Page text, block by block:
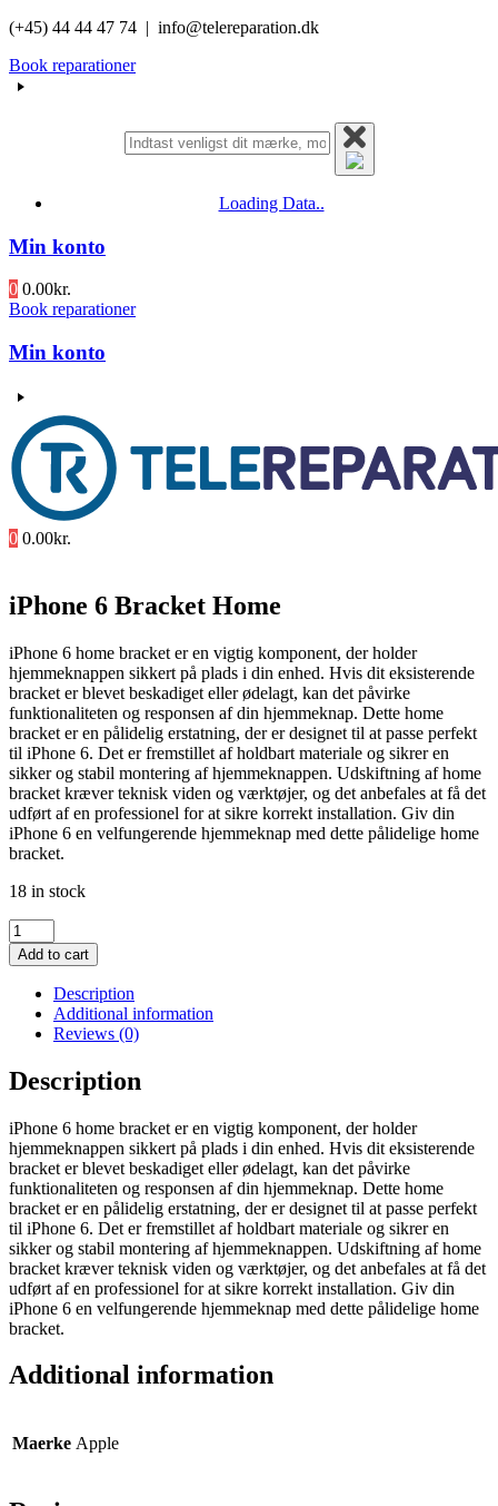
Videre
indhold
(+45) 44 44 47 74 | info@telereparation.dk
Book reparationer
Loading Data..
Min konto
0 0.00kr.
Book reparationer
Min konto
0 0.00kr.
iPhone 6 Bracket Home
iPhone 6 home bracket er en vigtig komponent, der holder
hjemmeknappen sikkert på plads i din enhed. Hvis dit eksisterende
bracket er blevet beskadiget eller ødelagt, kan det påvirke
funktionaliteten og responsen af din hjemmeknap. Dette home
bracket er en pålidelig erstatning, der er designet til at passe perfekt
til iPhone 6. Det er fremstillet af holdbart materiale og sikrer en
sikker og stabil montering af hjemmeknappen. Udskiftning af home
bracket kræver teknisk viden og værktøjer, og det anbefales at få det
udført af en professionel for at sikre korrekt installation. Giv din
iPhone 6 en velfungerende hjemmeknap med dette pålidelige home
bracket.
18 in stock
iPhone
6
Bracket
Home
quantity
Add to cart
Description
Additional information
Reviews (0)
Description
iPhone 6 home bracket er en vigtig komponent, der holder
hjemmeknappen sikkert på plads i din enhed. Hvis dit eksisterende
bracket er blevet beskadiget eller ødelagt, kan det påvirke
funktionaliteten og responsen af din hjemmeknap. Dette home
bracket er en pålidelig erstatning, der er designet til at passe perfekt
til iPhone 6. Det er fremstillet af holdbart materiale og sikrer en
sikker og stabil montering af hjemmeknappen. Udskiftning af home
bracket kræver teknisk viden og værktøjer, og det anbefales at få det
udført af en professionel for at sikre korrekt installation. Giv din
iPhone 6 en velfungerende hjemmeknap med dette pålidelige home
bracket.
Additional information
Maerke Apple